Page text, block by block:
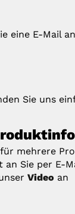
eine E-Mail
Sie uns
mehrere
Sie per E-
Video an